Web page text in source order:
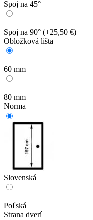
Spoj na 45°
Spoj na 90° (+25,50 €)
Obložková lišta
60 mm
80 mm
Norma
Slovenská
Poľská
Strana dverí